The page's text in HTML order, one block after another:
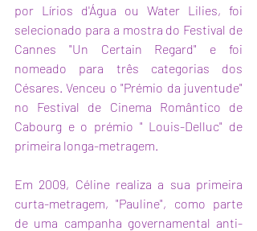
por Lírios d'Água ou Water Lilies, foi
selecionado para a mostra do Festival de
Cannes "Un Certain Regard" e foi
nomeado para três categorias dos
Césares. Venceu o "Prémio da juventude"
no Festival de Cinema Romântico de
Cabourg e o prémio " Louis-Delluc" de
primeira longa-metragem.
Em 2009, Céline realiza a sua primeira
curta-metragem, "Pauline", como parte
de uma campanha governamental anti-